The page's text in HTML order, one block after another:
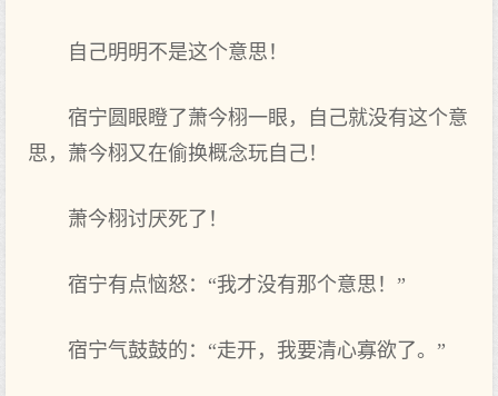
自己明明不是这‌个意思！
宿宁圆眼瞪了萧今栩一眼，自己就没有这‌个意
思，萧今栩又在偷换概念玩自己！
萧今栩讨厌死了！
宿宁有点恼怒：“我才没有那个意思！”
宿宁气‌鼓鼓的‌：“走开，我要清心寡欲了。”